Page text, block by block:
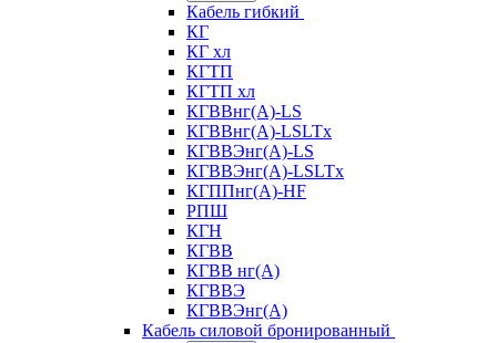
Кабель гибкий
КГ
КГ хл
КГТП
КГТП хл
КГВВнг(А)-LS
КГВВнг(А)-LSLTx
КГВВЭнг(А)-LS
КГВВЭнг(А)-LSLTx
КГППнг(А)-HF
РПШ
КГН
КГВВ
КГВВ нг(А)
КГВВЭ
КГВВЭнг(А)
Кабель силовой бронированный